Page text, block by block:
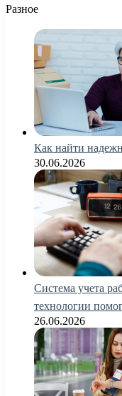
Разное
Как найти
30.06.2026
Система учета
технологии
26.06.2026